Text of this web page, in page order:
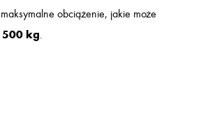
obciążenie, jakie może
500 kg.